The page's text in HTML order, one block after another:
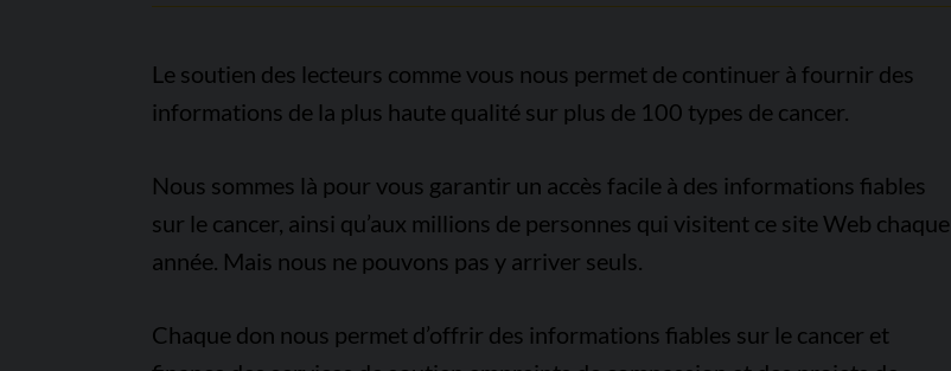
Le soutien des lecteurs comme vous nous permet de continuer à fournir des
informations de la plus haute qualité sur plus de 100 types de cancer.
Nous sommes là pour vous garantir un accès facile à des informations fiables
sur le cancer, ainsi qu’aux millions de personnes qui visitent ce site Web chaque
année. Mais nous ne pouvons pas y arriver seuls.
Chaque don nous permet d’offrir des informations fiables sur le cancer et